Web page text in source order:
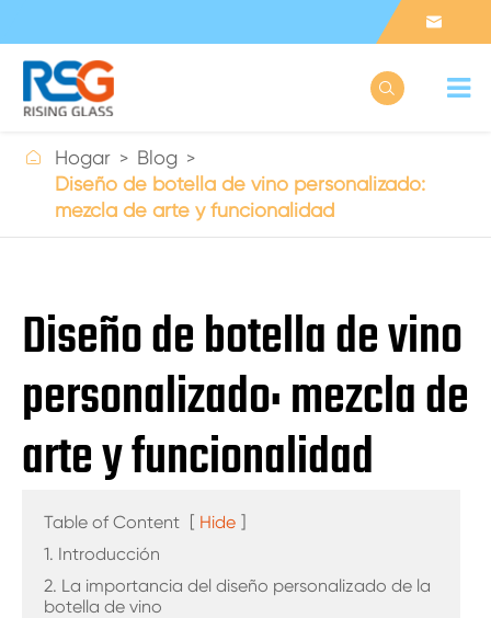


 Hogar
Blog
Diseño de botella de vino personalizado:
mezcla de arte y funcionalidad
Diseño de botella de vino
personalizado: mezcla de
arte y funcionalidad
Table of Content [ Hide ]
1. Introducción
2. La importancia del diseño personalizado de la
botella de vino